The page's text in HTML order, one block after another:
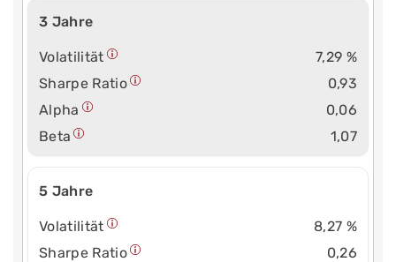
3 Jahre
Volatilität
7,29 %
Sharpe Ratio
0,93
Alpha
0,06
Beta
1,07
5 Jahre
Volatilität
8,27 %
Sharpe Ratio
0,26